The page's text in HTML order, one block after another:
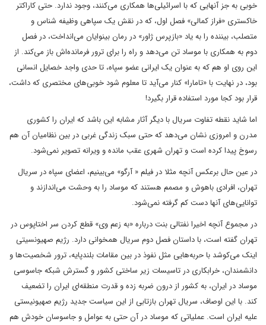
خوبی به جز آنهایی که با اسرائیلی‌ها همکاری می‌کنند، وجود ندارد. حتی کاراکتر
خاکستری «فراز کمالی» فصل اول، که در نقش یک سپاهی وظیفه شناس و
متصلب، بیننده را به یاد «بازپرس ژاور» در رمان بینوایان می‌انداخت، در فصل
دوم به همکاری با موساد تن می‌دهد و راه را برای ترور فرمانده‌اش باز می‌کند. از
این روی او هم که به عنوان یک ایرانی عضو سپاه، تا حدی واجد خصایل انسانی
بود، در نهایت با «تامارا» کنار می‌آید تا معلوم شود خوبی‌های مختصری که داشت،
قرار بود کجا مورد استفاده قرار بگیرد!
اما شاید نقطه تفاوت سریال با دیگر آثار مشابه این باشد که ایران را کشوری
مدرن و امروزی نشان می‌دهد که حتی سبک زندگی غربی در بین نظامیان آن هم
رسوخ پیدا کرده است و تهران شهری عقب مانده و ویرانه تصویر نمی‌شود.
در عین حال برعکس آنچه مثلا در فیلم « آرگو» می‌بینیم، اعضای سپاه در سریال
تهران، افرادی باهوش و مصمم هستند که موساد را به وحشت می‌اندازند و
توانایی‌های آنها دست کم گرفته نمی‌شود.
در مجموع آنچه اخیرا نفتالی بنت درباره «به زعم وی» قطع کردن سر اختاپوس در
تهران گفته است، با داستان فصل دوم سریال همخوانی دارد. رژیم صهیونسیتی
اینک می‌کوشد با حربه‌هایی مثل نفوذ در بین مقامات بلندپایه، ترور شخصیت‌ها و
دانشمندان، خرابکاری در تاسیسات زیر ساختی کشور و گسترش شبکه جاسوسی
موساد در ایران، به کشور از درون ضربه زده و قدرت منطقه‌ای ایران را تضعیف
کند. با این اوصاف، سریال تهران بازتابی از این سیاست جدید رژیم صهیونیستی
علیه ایران است. عملیاتی که موساد در آن حتی به عوامل و جاسوسان خودش هم